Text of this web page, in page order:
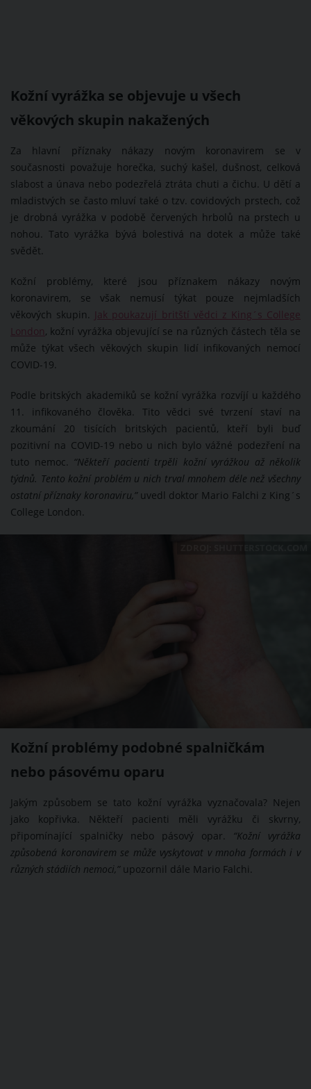
Kožní vyrážka se objevuje u všech
věkových skupin nakažených
Za hlavní příznaky nákazy novým koronavirem se v
současnosti považuje horečka, suchý kašel, dušnost, celková
slabost a únava nebo podezřelá ztráta chuti a čichu. U dětí a
mladistvých se často mluví také o tzv. covidových prstech, což
je drobná vyrážka v podobě červených hrbolů na prstech u
nohou. Tato vyrážka bývá bolestivá na dotek a může také
svědět.
Kožní problémy, které jsou příznakem nákazy novým
koronavirem, se však nemusí týkat pouze nejmladších
věkových skupin.
Jak poukazují britští vědci z King´s College
London, kožní vyrážka objevující se na různých částech těla se
může týkat všech věkových skupin lidí infikovaných nemocí
COVID-19.
Podle britských akademiků se kožní vyrážka rozvíjí u každého
11. infikovaného člověka. Tito vědci své tvrzení staví na
zkoumání 20 tisících britských pacientů, kteří byli buď
pozitivní na COVID-19 nebo u nich bylo vážné podezření na
tuto nemoc. “Někteří pacienti trpěli kožní vyrážkou až několik
týdnů. Tento kožní problém u nich trval mnohem déle než všechny
ostatní příznaky koronaviru,”uvedl doktor Mario Falchi z King´s
College London.
Kožní problémy podobné spalničkám
nebo pásovému oparu
Jakým způsobem se tato kožní vyrážka vyznačovala? Nejen
jako kopřivka. Někteří pacienti měli vyrážku či skvrny,
připomínající spalničky nebo pásový opar. “Kožní vyrážka
způsobená koronavirem se může vyskytovat v mnoha formách i v
různých stádiích nemoci,”upozornil dále Mario Falchi.